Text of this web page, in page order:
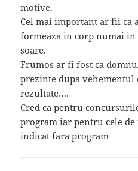
motive.
Cel mai important ar fii ca
formeaza in corp numai
soare.
Frumos ar fi fost ca
prezinte dupa vehementul
rezultate….
Cred ca pentru
program iar pentru cele
indicat fara program